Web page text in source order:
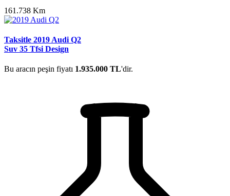
161.738 Km
Taksitle 2019 Audi Q2
Suv 35 Tfsi Design
Bu aracın peşin fiyatı 1.935.000 TL'dir.